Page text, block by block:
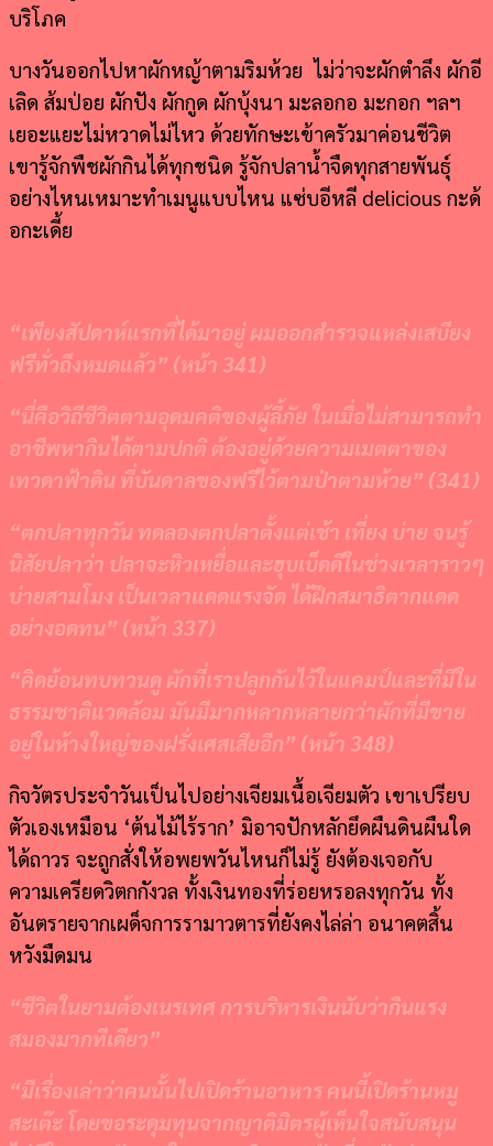
บริโภค
บางวันออกไปหาผักหญ้าตามริมห้วย ไม่ว่าจะผักตำลึง ผักอี
เลิด ส้มป่อย ผักปัง ผักกูด ผักบุ้งนา มะลอกอ มะกอก ฯลฯ
เยอะแยะไม่หวาดไม่ไหว ด้วยทักษะเข้าครัวมาค่อนชีวิต
เขารู้จักพืชผักกินได้ทุกชนิด รู้จักปลาน้ำจืดทุกสายพันธุ์
อย่างไหนเหมาะทำเมนูแบบไหน แซ่บอีหลี delicious กะด้
อกะเดี้ย
“เพียงสัปดาห์แรกที่ได้มาอยู่ ผมออกสำรวจแหล่งเสบียง
ฟรีทั่วถึงหมดแล้ว” (หน้า 341)
“นี่คือวิถีชีวิตตามอุดมคติของผู้ลี้ภัย ในเมื่อไม่สามารถทำ
อาชีพหากินได้ตามปกติ ต้องอยู่ด้วยความเมตตาของ
เทวดาฟ้าดิน ที่บันดาลของฟรีไว้ตามป่าตามห้วย” (341)
“ตกปลาทุกวัน ทดลองตกปลาตั้งแต่เช้า เที่ยง บ่าย จนรู้
นิสัยปลาว่า ปลาจะหิวเหยื่อและฮุบเบ็ดดีในช่วงเวลาราวๆ
บ่ายสามโมง เป็นเวลาแดดแรงจัด ได้ฝึกสมาธิตากแดด
อย่างอดทน” (หน้า 337)
“คิดย้อนทบทวนดู ผักที่เราปลูกกันไว้ในแคมป์และที่มีใน
ธรรมชาติแวดล้อม มันมีมากหลากหลายกว่าผักที่มีขาย
อยู่ในห้างใหญ่ของฝรั่งเศสเสียอีก” (หน้า 348)
กิจวัตรประจำวันเป็นไปอย่างเจียมเนื้อเจียมตัว เขาเปรียบ
ตัวเองเหมือน ‘ต้นไม้ไร้ราก’ มิอาจปักหลักยึดผืนดินผืนใด
ได้ถาวร จะถูกสั่งให้อพยพวันไหนก็ไม่รู้ ยังต้องเจอกับ
ความเครียดวิตกกังวล ทั้งเงินทองที่ร่อยหรอลงทุกวัน ทั้ง
อันตรายจากเผด็จการรามาวตารที่ยังคงไล่ล่า อนาคตสิ้น
หวังมืดมน
“ชีวิตในยามต้องเนรเทศ การบริหารเงินนับว่ากินแรง
สมองมากทีเดียว”
“มีเรื่องเล่าว่าคนนั้นไปเปิดร้านอาหาร คนนี้เปิดร้านหมู
สะเต๊ะ โดยขอระดุมทุนจากญาติมิตรผู้เห็นใจสนับสนุน